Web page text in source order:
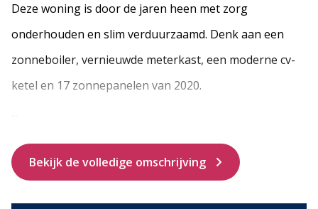
Deze woning is door de jaren heen met zorg
onderhouden en slim verduurzaamd. Denk aan een
zonneboiler, vernieuwde meterkast, een moderne cv-
ketel en 17 zonnepanelen van 2020.
Bekijk de volledige omschrijving